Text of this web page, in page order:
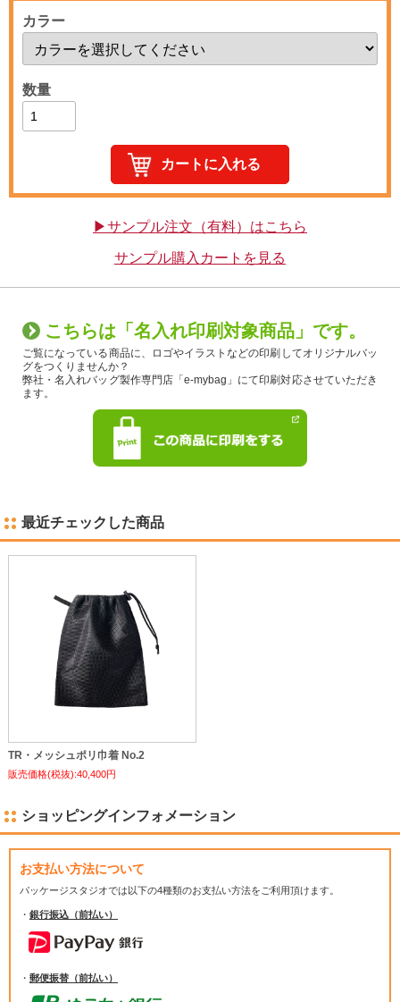
カラー
数量
▶サンプル注文（有料）はこちら
サンプル購入カートを見る
こちらは「名入れ印刷対象商品」です。
ご覧になっている商品に、ロゴやイラストなどの印刷してオリジナルバッ
グをつくりませんか？
弊社・名入れバッグ製作専門店「e-mybag」にて印刷対応させていただき
ます。
最近チェックした商品
TR・メッシュポリ巾着 No.2
販売価格(税抜):40,400円
ショッピングインフォメーション
お支払い方法について
パッケージスタジオでは以下の4種類のお支払い方法をご利用頂けます。
・ 銀行振込（前払い）
・ 郵便振替（前払い）